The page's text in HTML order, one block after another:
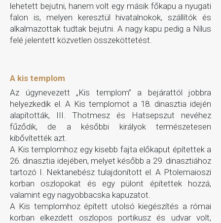
lehetett bejutni, hanem volt egy másik főkapu a nyugati
falon is, melyen keresztül hivatalnokok, szállítók és
alkalmazottak tudtak bejutni. A nagy kapu pedig a Nílus
felé jelentett közvetlen összeköttetést.
A kis templom
Az úgynevezett „Kis templom” a bejárattól jobbra
helyezkedik el. A Kis templomot a 18. dinasztia idején
alapították, III. Thotmesz és Hatsepszut nevéhez
fűződik, de a későbbi királyok természetesen
kibővítették azt.
A Kis templomhoz egy kisebb fajta előkaput építettek a
26. dinasztia idejében, melyet később a 29. dinasztiához
tartozó I. Nektanebész tulajdonított el. A Ptolemaioszi
korban oszlopokat és egy pülont építettek hozzá,
valamint egy nagyobbacska kapuzatot.
A Kis templomhoz épített utolsó kiegészítés a római
korban elkezdett oszlopos portikusz és udvar volt,